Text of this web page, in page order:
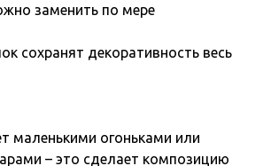
заменить по мере
сохранят декоративность весь
маленькими огоньками или
– это сделает композицию